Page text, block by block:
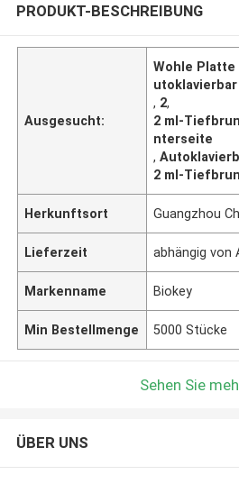
PRODUKT-BESCHREIBUNG
Ausgesucht:
Wohle
utoklavierbar
, 2,
2 ml-
nterseite
,
2 ml-
Herkunftsort Guangzhou
Lieferzeit abhängig
Markenname Biokey
Min Bestellmenge 5000 Stücke
Sehen Sie
ÜBER UNS